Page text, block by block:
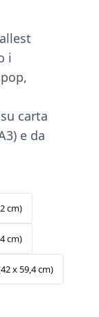
i
carta
e da
cm)
cm)
x 59,4 cm)